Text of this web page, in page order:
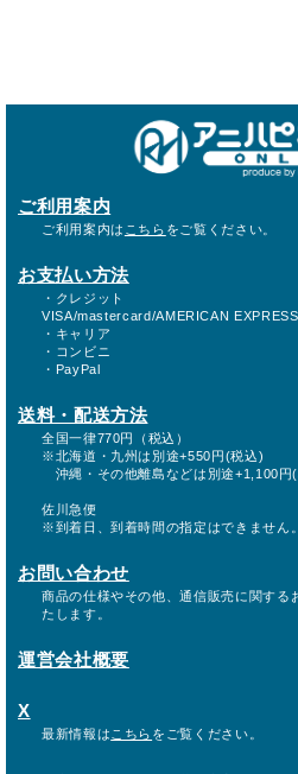
ご利用案内
ご利用案内は こちら をご覧ください。
お支払い方法
・クレジット
VISA/mastercard/AMERICAN
・キャリア
・コンビニ
・PayPal
送料・配送方法
全国一律770円（税込）
※北海道・九州は別途+550円(税込)
沖縄・その他離島などは別途+1,100円(
佐川急便
※到着日、到着時間の指定はできません。
お問い合わせ
商品の仕様やその他、通信販売に関する
たします。
運営会社概要
X
最新情報は こちら をご覧ください。